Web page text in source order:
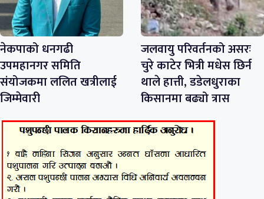
नेकपाको धनगढी
उपमहानगर समिति
संयोजकमा ललित खत्रीलाई
जिम्मेवारी
जलवायु परिवर्तनको असरः
चुरे काटेर भित्री मधेस छिर्न
थाले हात्ती, डडेलधुराका
किसानमा बढ्यो त्रास